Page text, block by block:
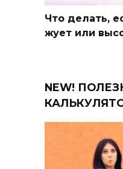
Что делать,
жует или
NEW!